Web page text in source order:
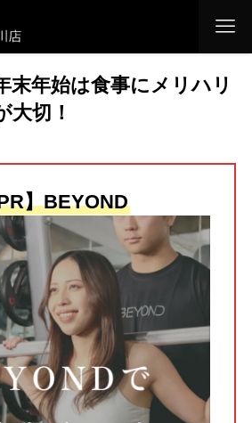
末年始は食事にメリハリ
大切！
】BEYOND